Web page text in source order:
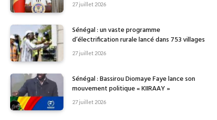
27 juillet 2026
Sénégal : un vaste programme
d’électrification rurale lancé dans 753 villages
27 juillet 2026
Sénégal : Bassirou Diomaye Faye lance son
mouvement politique « KIIRAAY »
27 juillet 2026